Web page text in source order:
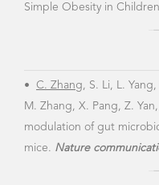
Simple Obesity in
• C. Zhang, S. Li, L.
M. Zhang, X. Pang, Z.
modulation of gut
mice. Nature